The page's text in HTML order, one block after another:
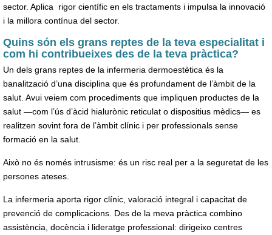
sector. Aplica rigor científic en els tractaments i impulsa la innovació
i la millora contínua del sector.
Quins són els grans reptes de la teva especialitat i
com hi contribueixes des de la teva pràctica?
Un dels grans reptes de la infermeria dermoestètica és la
banalització d’una disciplina que és profundament de l’àmbit de la
salut. Avui veiem com procediments que impliquen productes de la
salut —com l’ús d’àcid hialurònic reticulat o dispositius mèdics— es
realitzen sovint fora de l’àmbit clínic i per professionals sense
formació en la salut.
Això no és només intrusisme: és un risc real per a la seguretat de les
persones ateses.
La infermeria aporta rigor clínic, valoració integral i capacitat de
prevenció de complicacions. Des de la meva pràctica combino
assistència, docència i lideratge professional: dirigeixo centres